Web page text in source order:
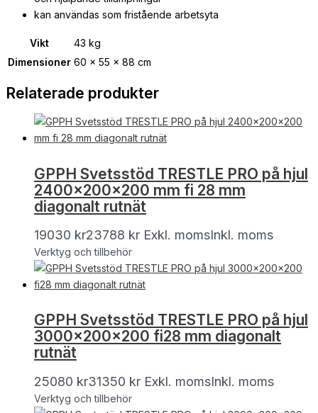
kan användas som fristående arbetsyta
Vikt
43 kg
Dimensioner 60 × 55 × 88 cm
Relaterade produkter
GPPH Svetsstöd TRESTLE PRO på hjul
2400x200x200 mm fi 28 mm
diagonalt rutnät
19030 kr23788 kr Exkl. momsInkl. moms
Verktyg och tillbehör
GPPH Svetsstöd TRESTLE PRO på hjul
3000x200x200 fi28 mm diagonalt
rutnät
25080 kr31350 kr Exkl. momsInkl. moms
Verktyg och tillbehör